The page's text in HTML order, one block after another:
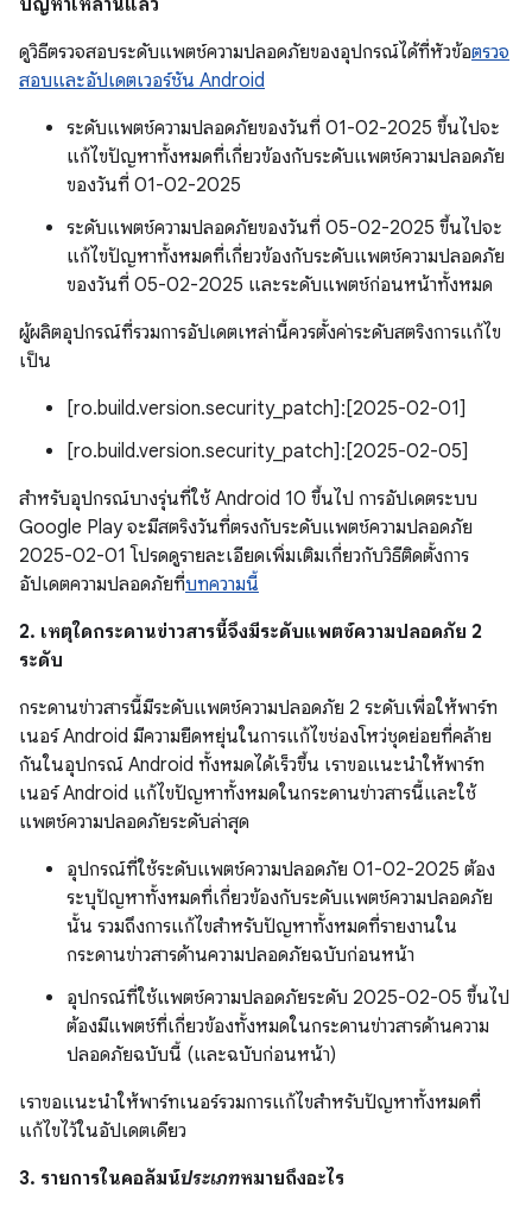
ปัญหาเหล่านี้แล้ว
ดูวิธีตรวจสอบระดับแพตช์ความปลอดภัยของอุปกรณ์ได้ที่หัวข้อตรวจ
สอบและอัปเดตเวอร์ชัน Android
ระดับแพตช์ความปลอดภัยของวันที่ 01-02-2025 ขึ้นไปจะ
แก้ไขปัญหาทั้งหมดที่เกี่ยวข้องกับระดับแพตช์ความปลอดภัย
ของวันที่ 01-02-2025
ระดับแพตช์ความปลอดภัยของวันที่ 05-02-2025 ขึ้นไปจะ
แก้ไขปัญหาทั้งหมดที่เกี่ยวข้องกับระดับแพตช์ความปลอดภัย
ของวันที่ 05-02-2025 และระดับแพตช์ก่อนหน้าทั้งหมด
ผู้ผลิตอุปกรณ์ที่รวมการอัปเดตเหล่านี้ควรตั้งค่าระดับสตริงการแก้ไข
เป็น
[ro.build.version.security_patch]:[2025-02-01]
[ro.build.version.security_patch]:[2025-02-05]
สำหรับอุปกรณ์บางรุ่นที่ใช้ Android 10 ขึ้นไป การอัปเดตระบบ
Google Play จะมีสตริงวันที่ตรงกับระดับแพตช์ความปลอดภัย
2025-02-01 โปรดดูรายละเอียดเพิ่มเติมเกี่ยวกับวิธีติดตั้งการ
อัปเดตความปลอดภัยที่บทความนี้
2. เหตุใดกระดานข่าวสารนี้จึงมีระดับแพตช์ความปลอดภัย 2
ระดับ
กระดานข่าวสารนี้มีระดับแพตช์ความปลอดภัย 2 ระดับเพื่อให้พาร์ท
เนอร์ Android มีความยืดหยุ่นในการแก้ไขช่องโหว่ชุดย่อยที่คล้าย
กันในอุปกรณ์ Android ทั้งหมดได้เร็วขึ้น เราขอแนะนำให้พาร์ท
เนอร์ Android แก้ไขปัญหาทั้งหมดในกระดานข่าวสารนี้และใช้
แพตช์ความปลอดภัยระดับล่าสุด
อุปกรณ์ที่ใช้ระดับแพตช์ความปลอดภัย 01-02-2025 ต้อง
ระบุปัญหาทั้งหมดที่เกี่ยวข้องกับระดับแพตช์ความปลอดภัย
นั้น รวมถึงการแก้ไขสำหรับปัญหาทั้งหมดที่รายงานใน
กระดานข่าวสารด้านความปลอดภัยฉบับก่อนหน้า
อุปกรณ์ที่ใช้แพตช์ความปลอดภัยระดับ 2025-02-05 ขึ้นไป
ต้องมีแพตช์ที่เกี่ยวข้องทั้งหมดในกระดานข่าวสารด้านความ
ปลอดภัยฉบับนี้ (และฉบับก่อนหน้า)
เราขอแนะนำให้พาร์ทเนอร์รวมการแก้ไขสำหรับปัญหาทั้งหมดที่
แก้ไขไว้ในอัปเดตเดียว
3. รายการในคอลัมน์ประเภทหมายถึงอะไร